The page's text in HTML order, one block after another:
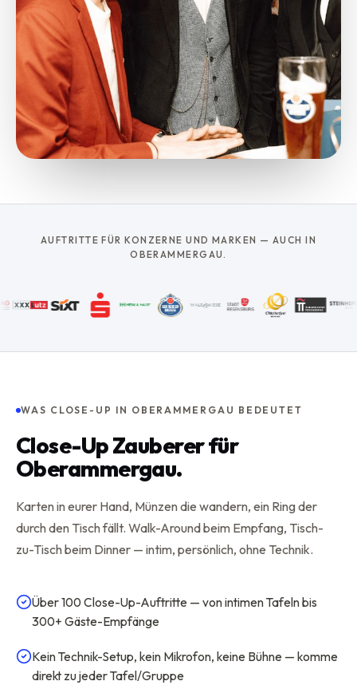
AUFTRITTE FÜR KONZERNE UND MARKEN — AUCH IN
OBERAMMERGAU.
WAS CLOSE-UP IN OBERAMMERGAU BEDEUTET
Close-Up Zauberer für
Oberammergau.
Karten in eurer Hand, Münzen die wandern, ein Ring der
durch den Tisch fällt. Walk-Around beim Empfang, Tisch-
zu-Tisch beim Dinner — intim, persönlich, ohne Technik.
Über 100 Close-Up-Auftritte — von intimen Tafeln bis
300+ Gäste-Empfänge
Kein Technik-Setup, kein Mikrofon, keine Bühne — komme
direkt zu jeder Tafel/Gruppe